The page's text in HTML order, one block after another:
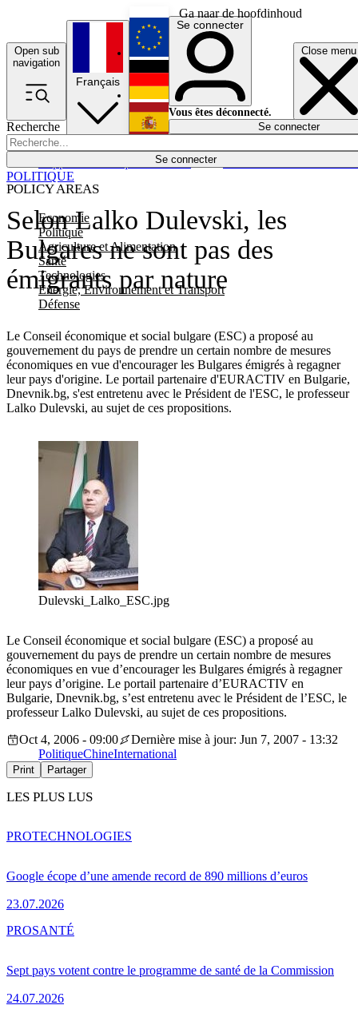
Ga naar de hoofdinhoud
Open sub
navigation
Close menu
Recherche
Se connecter
POLICY AREAS
Economie
Politique
Agriculture et Alimentation
Santé
Technologies
Energie, Environnement et Transport
Défense
Économie
Français
English
Deutsch
Español
Se connecter
Vous êtes déconnecté.
Se connecter
Selon Lalko Dulevski, les
Bulgares ne sont pas des
émigrants par nature
Le Conseil économique et social bulgare (ESC) a proposé au
gouvernement du pays de prendre un certain nombre de mesures
économiques en vue d'encourager les Bulgares émigrés à regagner
leur pays d'origine. Le portail partenaire d'EURACTIV en Bulgarie,
Dnevnik.bg, s'est entretenu avec le Président de l'ESC, le professeur
Lalko Dulevski, au sujet de ces propositions.
POLITIQUE
Dulevski_Lalko_ESC.jpg
Le Conseil économique et social bulgare (ESC) a proposé au
gouvernement du pays de prendre un certain nombre de mesures
économiques en vue d’encourager les Bulgares émigrés à regagner
leur pays d’origine. Le portail partenaire d’EURACTIV en
Bulgarie, Dnevnik.bg, s’est entretenu avec le Président de l’ESC, le
professeur Lalko Dulevski, au sujet de ces propositions.
Oct 4, 2006 - 09:00
Dernière mise à jour: Jun 7, 2007 - 13:32
PolitiqueChineInternational
Print Partager
LES PLUS LUS
Google écope d’une amende record de 890 millions d’euros
23.07.2026
PROTECHNOLOGIES
Sept pays votent contre le programme de santé de la Commission
24.07.2026
PROSANTÉ